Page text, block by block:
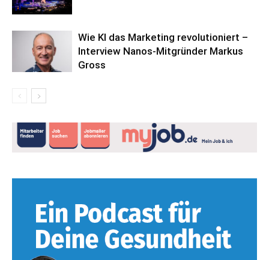
Wie KI das Marketing revolutioniert –
Interview Nanos-Mitgründer Markus
Gross